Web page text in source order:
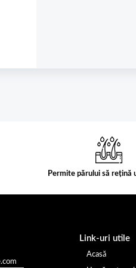
Permite părului să rețină
Link-uri utile
Acasă